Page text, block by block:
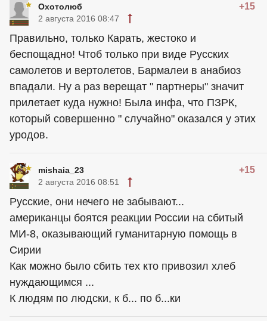
Охотолюб +15
2 августа 2016 08:47
Правильно, только Карать, жестоко и
беспощадно! Чтоб только при виде Русских
самолетов и вертолетов, Бармалеи в анабиоз
впадали. Ну а раз верещат " партнеры" значит
прилетает куда нужно! Была инфа, что ПЗРК,
который совершенно " случайно" оказался у этих
уродов.
mishaia_23 +15
2 августа 2016 08:51
Русские, они нечего не забывают...
американцы боятся реакции России на сбитый
МИ-8, оказывающий гуманитарную помощь в
Сирии
Как можно было сбить тех кто привозил хлеб
нуждающимся ...
К людям по людски, к б... по б...ки